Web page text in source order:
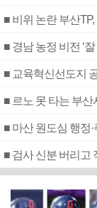
■ 비위 논란 부산
■ 경남 농정 비전 ‘
■ 교육혁신선도지
■ 르노 못 타는 부
■ 마산 원도심 행정